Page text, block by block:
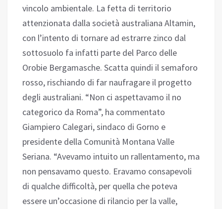
vincolo ambientale. La fetta di territorio
attenzionata dalla società australiana Altamin,
con l’intento di tornare ad estrarre zinco dal
sottosuolo fa infatti parte del Parco delle
Orobie Bergamasche. Scatta quindi il semaforo
rosso, rischiando di far naufragare il progetto
degli australiani. “Non ci aspettavamo il no
categorico da Roma”, ha commentato
Giampiero Calegari, sindaco di Gorno e
presidente della Comunità Montana Valle
Seriana. “Avevamo intuito un rallentamento, ma
non pensavamo questo. Eravamo consapevoli
di qualche difficoltà, per quella che poteva
essere un’occasione di rilancio per la valle,